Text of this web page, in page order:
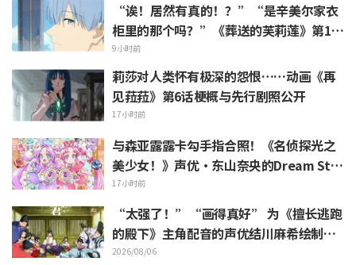
“诶！居然有真的！？”“是辛美尔家衣
柜里的那个吗？”《葬送的芙莉莲》第1集
中出现的“暗黑龙的角”公开引发粉丝惊
叹
9小时前
莉莎对人类怀有极深的怨恨……动画《再
见菈菈》第6话梗概与先行剧照公开
17小时前
与森亚露露卡勾手指合照！《名侦探光之
美少女！》声优·东山奈央的Dream Sta
ge观影报告引发“是双重奥秘啊”的反响
17小时前
“太强了！”“画得真好” 为《擅长逃跑
的殿下》主角配音的声优结川麻希绘制的
第13话ED插画引发赞叹
2026/08/06